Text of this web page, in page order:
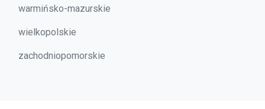
warmińsko-mazurskie
wielkopolskie
zachodniopomorskie